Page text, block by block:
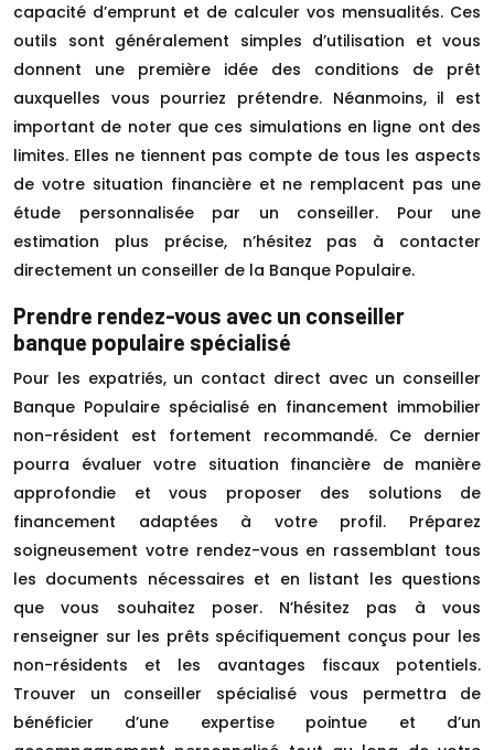
capacité d’emprunt et de calculer vos mensualités. Ces
outils sont généralement simples d’utilisation et vous
donnent une première idée des conditions de prêt
auxquelles vous pourriez prétendre. Néanmoins, il est
important de noter que ces simulations en ligne ont des
limites. Elles ne tiennent pas compte de tous les aspects
de votre situation financière et ne remplacent pas une
étude personnalisée par un conseiller. Pour une
estimation plus précise, n’hésitez pas à contacter
directement un conseiller de la Banque Populaire.
Prendre rendez-vous avec un conseiller
banque populaire spécialisé
Pour les expatriés, un contact direct avec un conseiller
Banque Populaire spécialisé en financement immobilier
non-résident est fortement recommandé. Ce dernier
pourra évaluer votre situation financière de manière
approfondie et vous proposer des solutions de
financement adaptées à votre profil. Préparez
soigneusement votre rendez-vous en rassemblant tous
les documents nécessaires et en listant les questions
que vous souhaitez poser. N’hésitez pas à vous
renseigner sur les prêts spécifiquement conçus pour les
non-résidents et les avantages fiscaux potentiels.
Trouver un conseiller spécialisé vous permettra de
bénéficier d’une expertise pointue et d’un